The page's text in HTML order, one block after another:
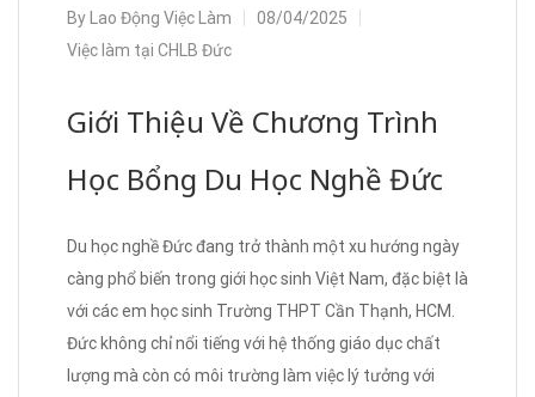
By Lao Động Việc Làm
08/04/2025
Việc làm tại CHLB Đức
Giới Thiệu Về Chương Trình
Học Bổng Du Học Nghề Đức
Du học nghề Đức đang trở thành một xu hướng ngày
càng phổ biến trong giới học sinh Việt Nam, đặc biệt là
với các em học sinh Trường THPT Cần Thạnh, HCM.
Đức không chỉ nổi tiếng với hệ thống giáo dục chất
lượng mà còn có môi trường làm việc lý tưởng với